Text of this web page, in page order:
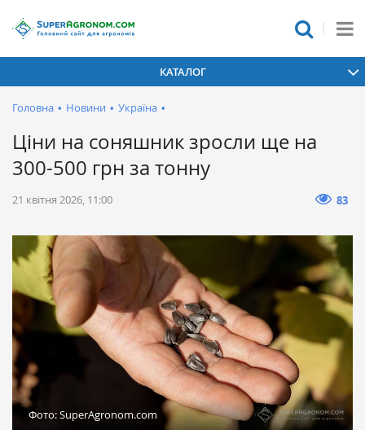
КАТАЛОГ
Головна • Новини • Україна •
Ціни на соняшник зросли ще на
300-500 грн за тонну
21 квітня 2026, 11:00 83
Фото: SuperAgronom.com